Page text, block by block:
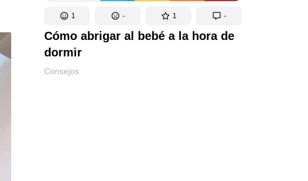
1 - 1 -
Cómo abrigar al bebé a la hora de
dormir
Consejos